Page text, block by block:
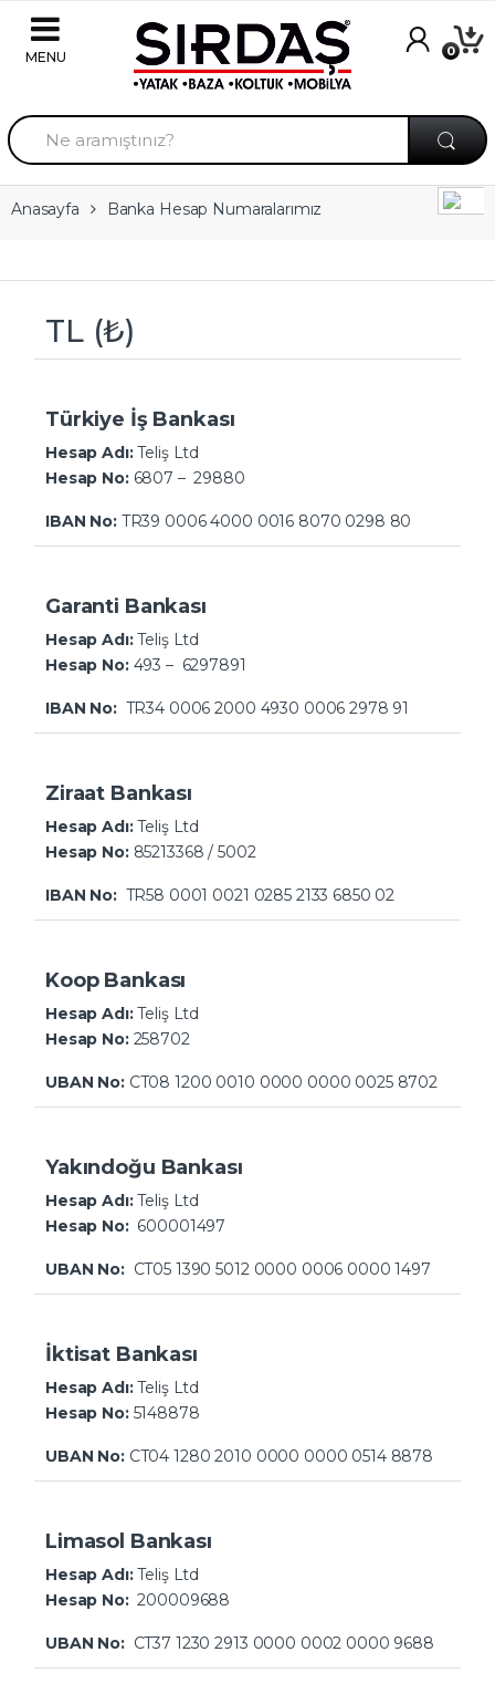
Skip to navigation
Skip to content
A
r
a
m
a
Anasayfa Banka Hesap Numaralarımız
TL (₺)
Türkiye İş Bankası
Hesap Adı:Teliş Ltd
Hesap No:6807 – 29880
IBAN No:TR39 0006 4000 0016 8070 0298 80
Garanti Bankası
Hesap Adı:Teliş Ltd
Hesap No: 493 – 6297891
IBAN No: TR34 0006 2000 4930 0006 2978 91
Ziraat Bankası
Hesap Adı:Teliş Ltd
Hesap No:85213368 / 5002
IBAN No: TR58 0001 0021 0285 2133 6850 02
Koop Bankası
Hesap Adı:Teliş Ltd
Hesap No:258702
UBAN No:CT08 1200 0010 0000 0000 0025 8702
Yakındoğu Bankası
Hesap Adı:Teliş Ltd
Hesap No:600001497
UBAN No:CT05 1390 5012 0000 0006 0000 1497
İktisat Bankası
Hesap Adı:Teliş Ltd
Hesap No: 5148878
UBAN No: CT04 1280 2010 0000 0000 0514 8878
Limasol Bankası
Hesap Adı:Teliş Ltd
Hesap No: 200009688
UBAN No:CT37 1230 2913 0000 0002 0000 9688
0